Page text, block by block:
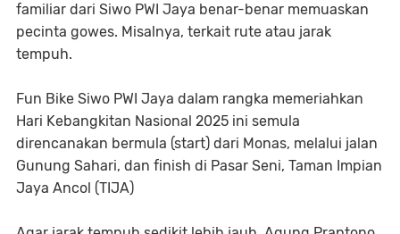
familiar dari Siwo PWI Jaya benar-benar memuaskan
pecinta gowes. Misalnya, terkait rute atau jarak
tempuh.
Fun Bike Siwo PWI Jaya dalam rangka memeriahkan
Hari Kebangkitan Nasional 2025 ini semula
direncanakan bermula (start) dari Monas, melalui jalan
Gunung Sahari, dan finish di Pasar Seni, Taman Impian
Jaya Ancol (TIJA)